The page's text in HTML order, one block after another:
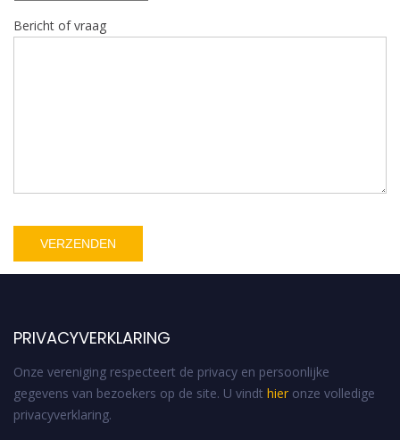
Bericht of vraag
PRIVACYVERKLARING
Onze vereniging respecteert de privacy en persoonlijke
gegevens van bezoekers op de site. U vindt hier onze volledige
privacyverklaring.